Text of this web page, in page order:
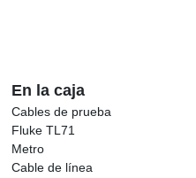
En la caja
Cables de prueba
Fluke TL71
Metro
Cable de línea